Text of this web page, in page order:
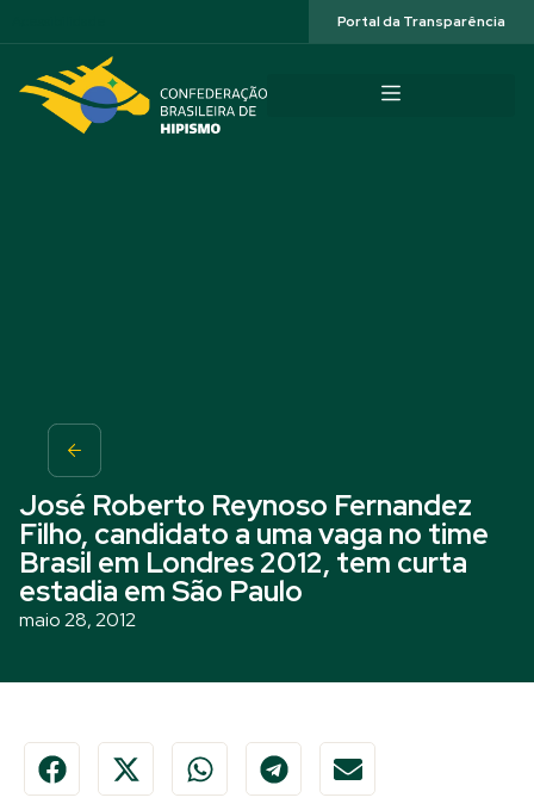
Portal da Transparência
José Roberto Reynoso Fernandez
Filho, candidato a uma vaga no time
Brasil em Londres 2012, tem curta
estadia em São Paulo
maio 28, 2012